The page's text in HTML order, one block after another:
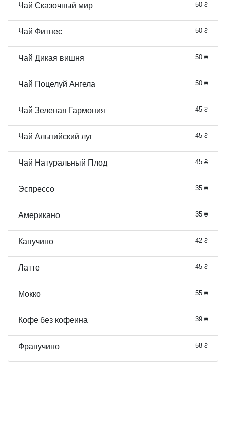
Чай Сказочный мир 50 ₴
Чай Фитнес 50 ₴
Чай Дикая вишня 50 ₴
Чай Поцелуй Ангела 50 ₴
Чай Зеленая Гармония 45 ₴
Чай Альпийский луг 45 ₴
Чай Натуральный Плод 45 ₴
Эспрессо 35 ₴
Американо 35 ₴
Капучино 42 ₴
Латте 45 ₴
Мокко 55 ₴
Кофе без кофеина 39 ₴
Фрапучино 58 ₴